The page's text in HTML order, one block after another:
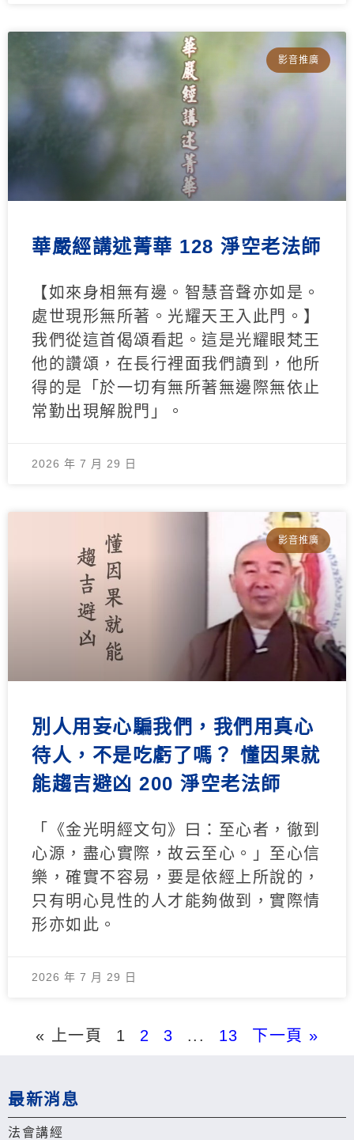
影音推廣
華嚴經講述菁華 128 淨空老法師
【如來身相無有邊。智慧音聲亦如是。
處世現形無所著。光耀天王入此門。】
我們從這首偈頌看起。這是光耀眼梵王
他的讚頌，在長行裡面我們讀到，他所
得的是「於一切有無所著無邊際無依止
常勤出現解脫門」。
2026 年 7 月 29 日
影音推廣
別人用妄心騙我們，我們用真心
待人，不是吃虧了嗎？ 懂因果就
能趨吉避凶 200 淨空老法師
「《金光明經文句》曰：至心者，徹到
心源，盡心實際，故云至心。」至心信
樂，確實不容易，要是依經上所說的，
只有明心見性的人才能夠做到，實際情
形亦如此。
2026 年 7 月 29 日
« 上一頁 1 2 3 ... 13 下一頁 »
最新消息
法會講經